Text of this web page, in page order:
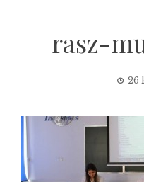
rasz-
26